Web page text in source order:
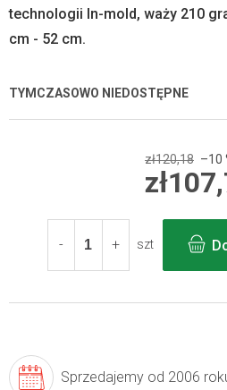
TYMCZASOWO NIEDOSTĘPNE
technologii In-mold, waży 210
cm - 52 cm.
zł120,18 –10
jednostkowa:
szt
Sprzedajemy od 2006